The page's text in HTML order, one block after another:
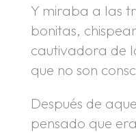
Y miraba a las
bonitas,
cautivadora de
que no son
Después de
pensado que